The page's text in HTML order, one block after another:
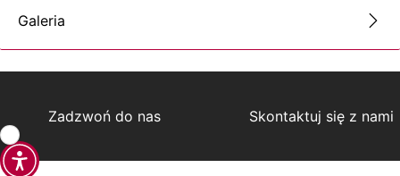
Galeria
Zadzwoń do nas Skontaktuj się z nami